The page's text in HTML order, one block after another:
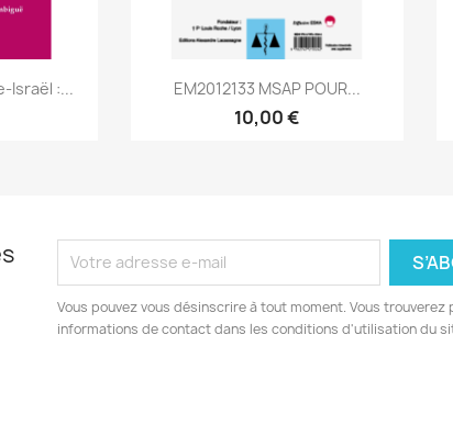
Israël :... Aperçu rapide
EM2012133 MSAP POUR...
10,00 €
Vous pouvez vous désinscrire à tout moment. Vous trouverez
informations de contact dans les conditions d'utilisation du